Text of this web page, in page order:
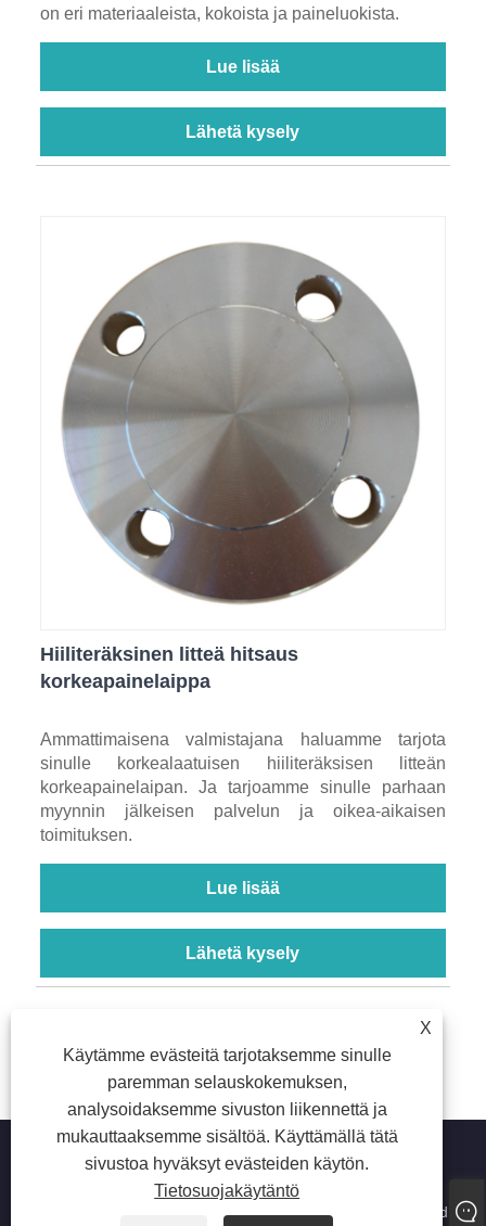
on eri materiaaleista, kokoista ja paineluokista.
Lue lisää
Lähetä kysely
Hiiliteräksinen litteä hitsaus
korkeapainelaippa
Ammattimaisena valmistajana haluamme tarjota
sinulle korkealaatuisen hiiliteräksisen litteän
korkeapainelaipan. Ja tarjoamme sinulle parhaan
myynnin jälkeisen palvelun ja oikea-aikaisen
toimituksen.
Lue lisää
Lähetä kysely
X
Käytämme evästeitä tarjotaksemme sinulle
paremman selauskokemuksen,
analysoidaksemme sivuston liikennettä ja
mukauttaaksemme sisältöä. Käyttämällä tätä
sivustoa hyväksyt evästeiden käytön.
Tietosuojakäytäntö
Copyright © 2022 Jiangyin Huaxi Flange Pipe Fittings Co., Ltd.